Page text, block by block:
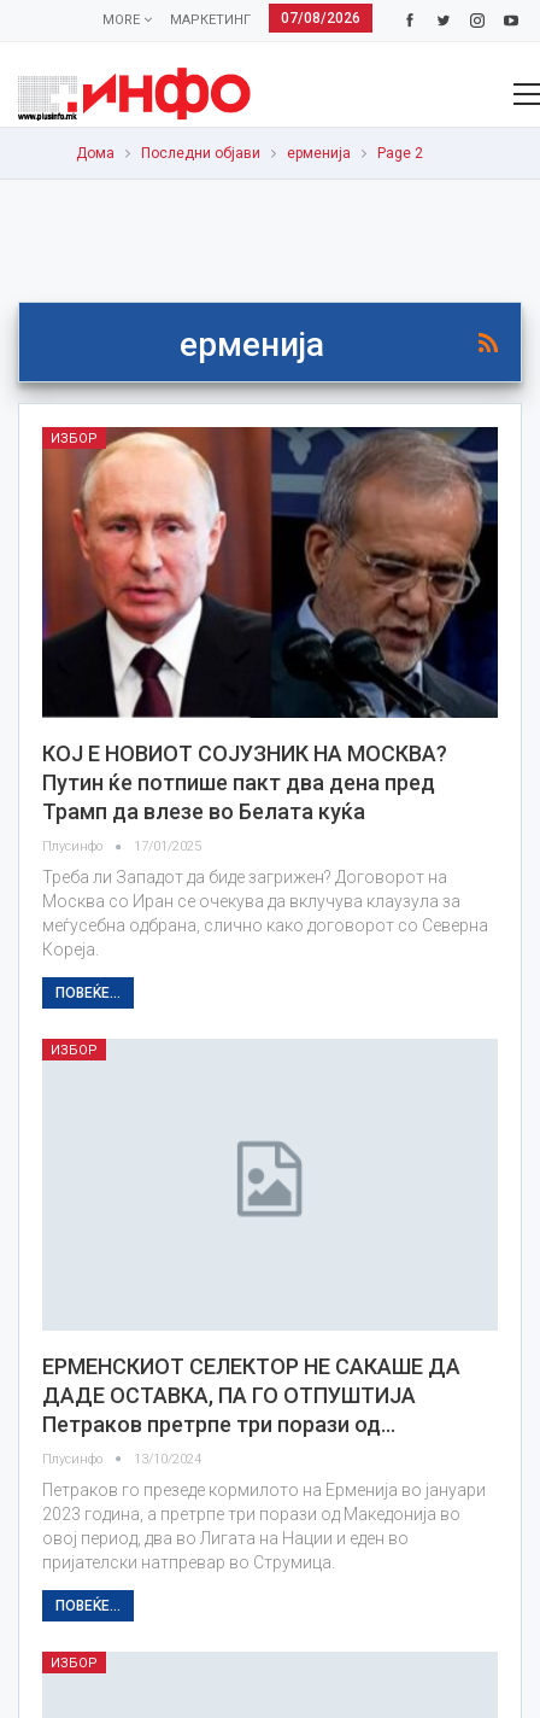
07/08/2026
МАРКЕТИНГ
MORE
Дома Последни објави ерменија Page 2
ерменија
ИЗБОР
КОЈ Е НОВИОТ СОЈУЗНИК НА МОСКВА?
Путин ќе потпише пакт два дена пред
Трамп да влезе во Белата куќа
Плусинфо 17/01/2025
Треба ли Западот да биде загрижен? Договорот на
Москва со Иран се очекува да вклучува клаузула за
меѓусебна одбрана, слично како договорот со Северна
Кореја.
ПОВЕЌЕ...
ИЗБОР
ЕРМЕНСКИОТ СЕЛЕКТОР НЕ САКАШЕ ДА
ДАДЕ ОСТАВКА, ПА ГО ОТПУШТИЈА
Петраков претрпе три порази од…
Плусинфо 13/10/2024
Петраков го презеде кормилото на Ерменија во јануари
2023 година, а претрпе три порази од Македонија во
овој период, два во Лигата на Нации и еден во
пријателски натпревар во Струмица.
ПОВЕЌЕ...
ИЗБОР